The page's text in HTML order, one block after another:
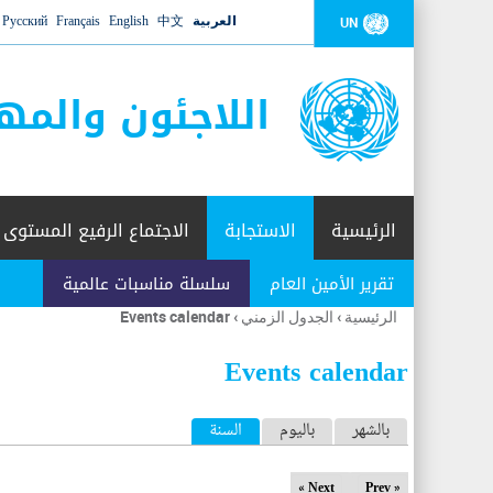
UN العربية 中文
English
Français
Русский
اللاجئون
الرئيسية الاستجابة
تقرير الأمين العام سلسلة مناسبات عالمية
الاجتماع الرفيع المستوى
أنت
هنا
الرئيسية › الجدول الزمني ›
Events calendar
Events calendar
ا
ل
بالشهر باليوم السنة (علامة التبويب النشطة)